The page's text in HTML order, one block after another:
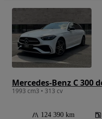
1993 cm3 • 313 cv
124 390 km